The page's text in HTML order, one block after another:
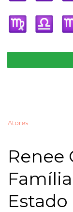
Atores
Renee